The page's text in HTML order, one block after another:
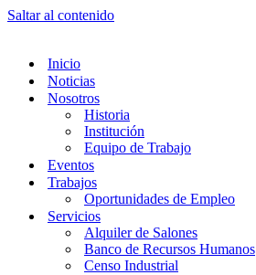
Saltar al contenido
Inicio
Noticias
Nosotros
Historia
Institución
Equipo de Trabajo
Eventos
Trabajos
Oportunidades de Empleo
Servicios
Alquiler de Salones
Banco de Recursos Humanos
Censo Industrial